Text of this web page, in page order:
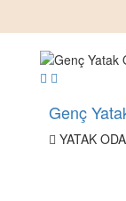
Genç
YATAK